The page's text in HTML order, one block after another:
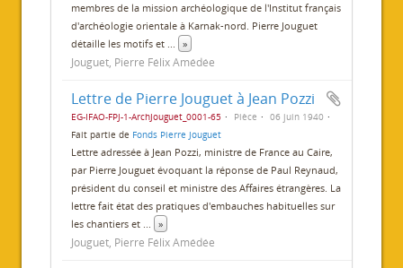
membres de la mission archéologique de l'Institut français
d'archéologie orientale à Karnak-nord. Pierre Jouguet
détaille les motifs et ... »
Jouguet, Pierre Félix Amédée
Lettre de Pierre Jouguet à Jean Pozzi
EG-IFAO-FPJ-1-ArchJouguet_0001-65 Pièce
06 juin 1940
Fait partie de Fonds Pierre Jouguet
Lettre adressée à Jean Pozzi, ministre de France au Caire,
par Pierre Jouguet évoquant la réponse de Paul Reynaud,
président du conseil et ministre des Affaires étrangères. La
lettre fait état des pratiques d'embauches habituelles sur
les chantiers et ... »
Jouguet, Pierre Félix Amédée